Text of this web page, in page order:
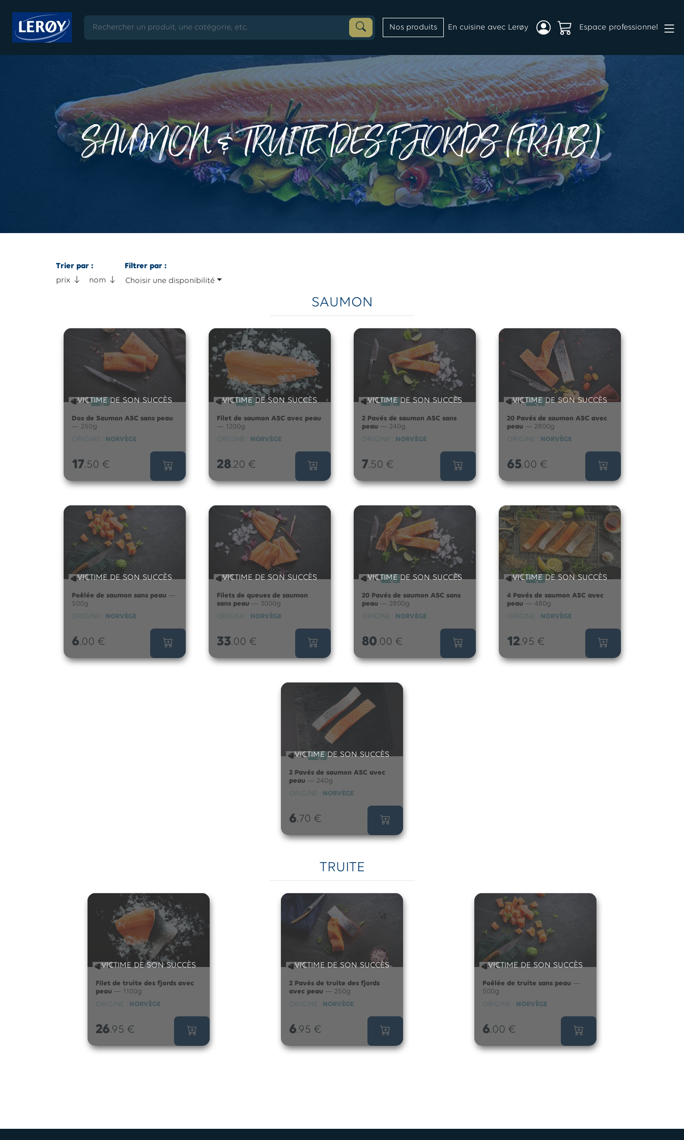
Nos produits En cuisine avec Lerøy Espace professionnel
SAUMON & TRUITE DES FJORDS (FRAIS)
Trier par :
prix
nom
Filtrer par :
Choisir une disponibilité
SAUMON
VICTIME DE SON SUCCÈS
Dos de Saumon ASC sans peau
— 250g
ORIGINE : NORVÈGE
17.50 €
VICTIME DE SON SUCCÈS
Filet de saumon ASC avec peau
— 1200g
ORIGINE : NORVÈGE
28.20 €
VICTIME DE SON SUCCÈS
2 Pavés de saumon ASC sans
peau — 240g
ORIGINE : NORVÈGE
7.50 €
VICTIME DE SON SUCCÈS
20 Pavés de saumon ASC avec
peau — 2800g
ORIGINE : NORVÈGE
65.00 €
VICTIME DE SON SUCCÈS
Poêlée de saumon sans peau —
500g
ORIGINE : NORVÈGE
6.00 €
VICTIME DE SON SUCCÈS
Filets de queues de saumon
sans peau — 3000g
ORIGINE : NORVÈGE
33.00 €
VICTIME DE SON SUCCÈS
20 Pavés de saumon ASC sans
peau — 2800g
ORIGINE : NORVÈGE
80.00 €
VICTIME DE SON SUCCÈS
4 Pavés de saumon ASC avec
peau — 480g
ORIGINE : NORVÈGE
12.95 €
VICTIME DE SON SUCCÈS
2 Pavés de saumon ASC avec
peau — 240g
ORIGINE : NORVÈGE
6.70 €
TRUITE
VICTIME DE SON SUCCÈS
Filet de truite des fjords avec
peau — 1100g
ORIGINE : NORVÈGE
26.95 €
VICTIME DE SON SUCCÈS
2 Pavés de truite des fjords
avec peau — 250g
ORIGINE : NORVÈGE
6.95 €
VICTIME DE SON SUCCÈS
Poêlée de truite sans peau —
500g
ORIGINE : NORVÈGE
6.00 €